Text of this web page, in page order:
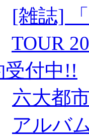
[雑誌]
TOUR
受付中!!
六大都
アルバ